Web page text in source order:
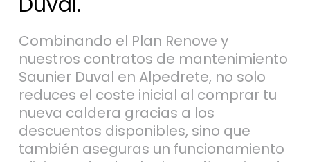
Combinando el Plan Renove y
nuestros contratos de mantenimiento
Saunier Duval en Alpedrete, no solo
reduces el coste inicial al comprar tu
nueva caldera gracias a los
descuentos disponibles, sino que
también aseguras un funcionamiento